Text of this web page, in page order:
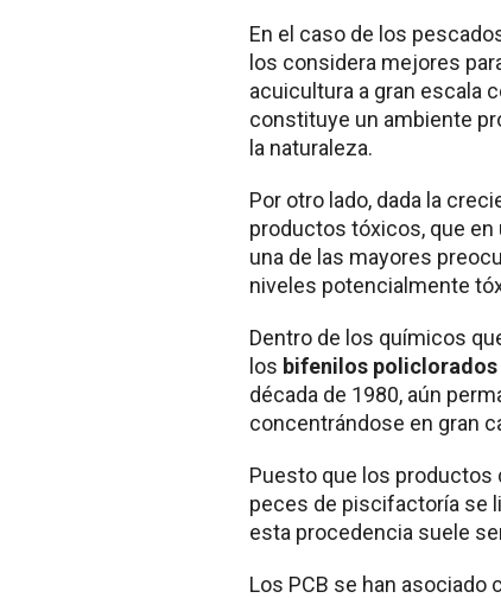
En el caso de los
los considera mejores
acuicultura a gran escala
constituye un ambiente
la naturaleza.
Por otro lado, dada la
productos tóxicos, que en
una de las mayores
niveles potencialmente
Dentro de los químicos
los bifenilos policlorados
década de 1980, aún
concentrándose en gran
Puesto que los productos
peces de piscifactoría se
esta procedencia suele
Los PCB se han